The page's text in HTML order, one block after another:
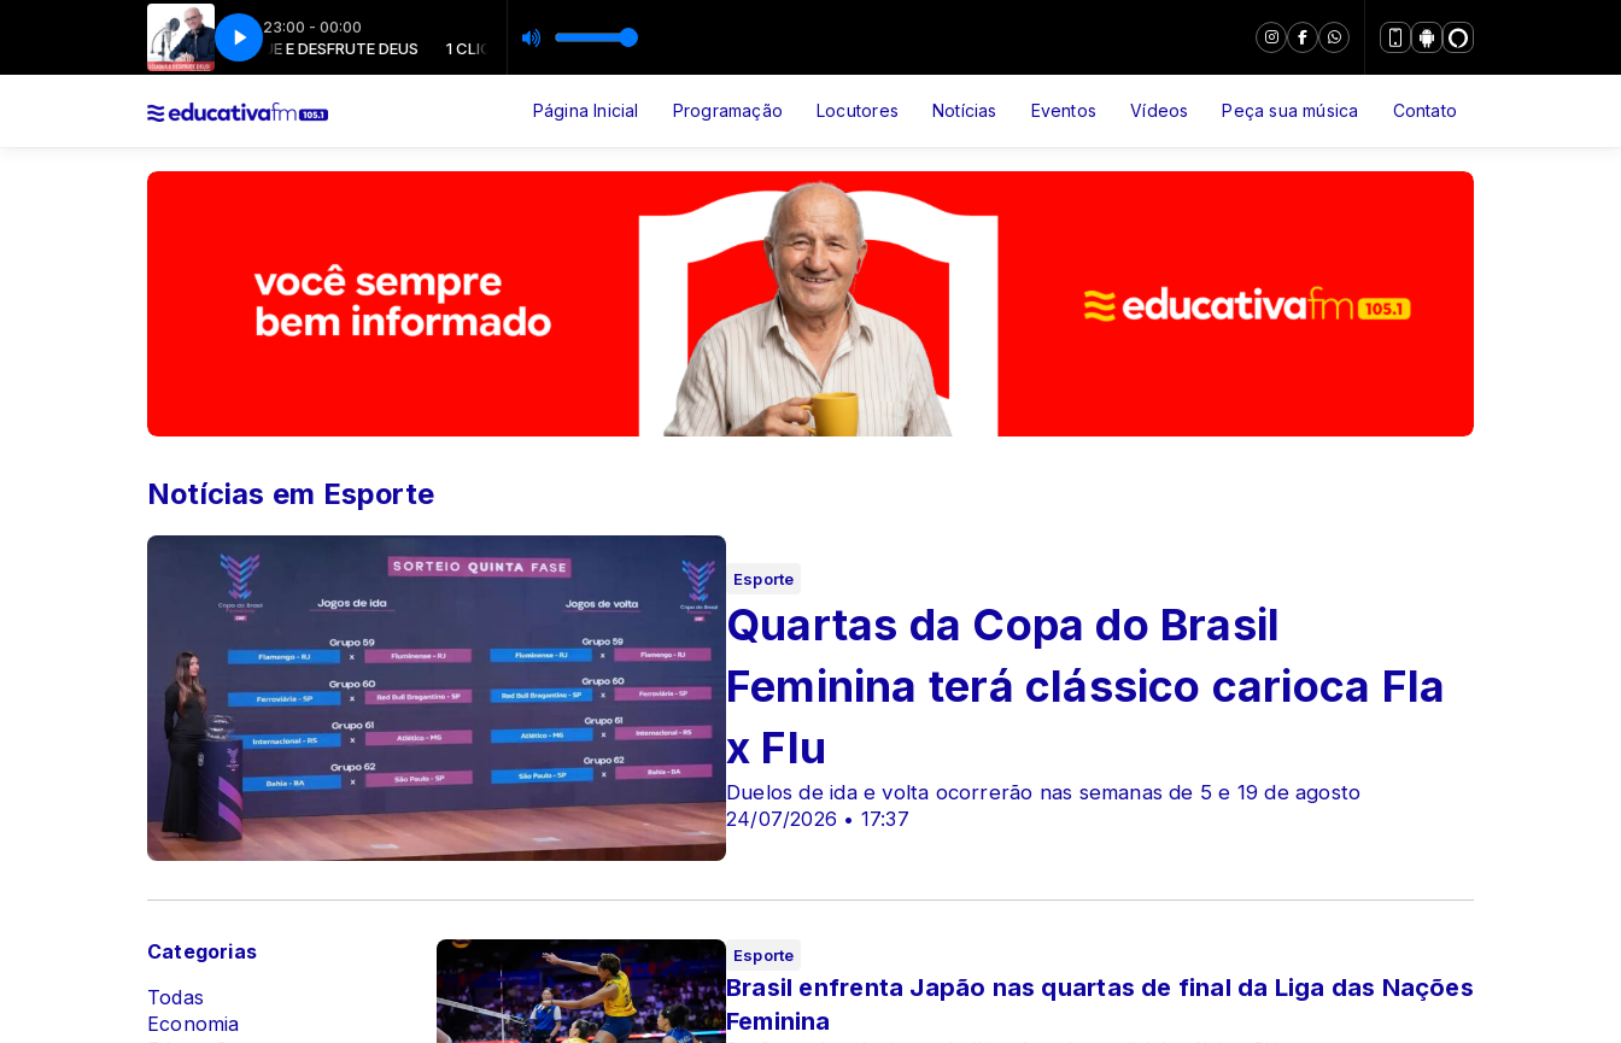
23:00 - 00:00
1 CLIQUE E DESFRUTE DEUS 1 CLIQUE E DESFRUTE DEUS
Página Inicial Programação Locutores Notícias Eventos Vídeos Peça sua música Contato
Notícias em Esporte
Esporte
24/07/2026 • 17:37
Quartas da Copa do Brasil
Feminina terá clássico carioca Fla
x Flu
Duelos de ida e volta ocorrerão nas semanas de 5 e 19 de agosto
Categorias
Todas
Economia
Esporte
Brasil enfrenta Japão nas quartas de final da Liga das Nações
Feminina